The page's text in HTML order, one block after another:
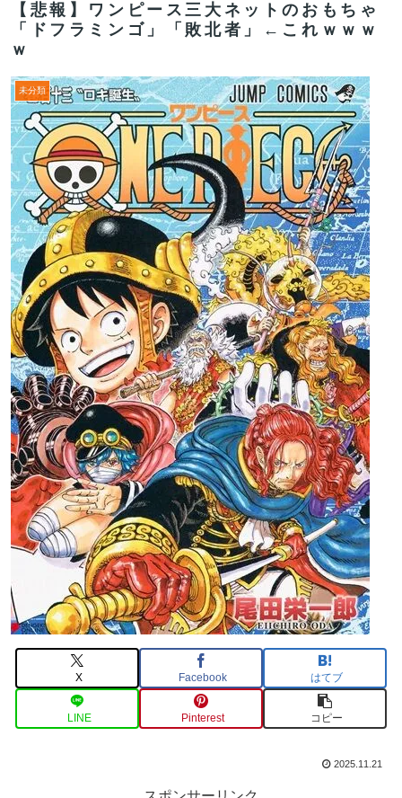
【悲報】ワンピース三大ネットのおもちゃ
「ドフラミンゴ」「敗北者」←これｗｗｗ
ｗ
未分類
X Facebook はてブ
LINE Pinterest コピー
2025.11.21